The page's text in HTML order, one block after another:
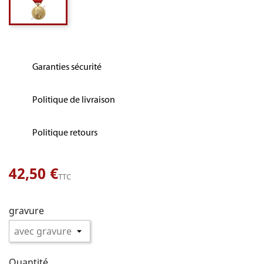
Garanties sécurité
Politique de livraison
Politique retours
42,50 €TTC
gravure